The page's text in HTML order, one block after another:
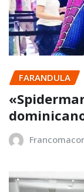
FARANDULA